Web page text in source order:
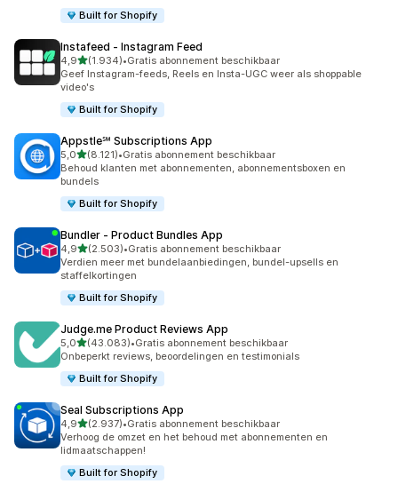
Built for Shopify
Instafeed ‑ Instagram Feed
4,9van 5 sterren
(1.934)
1934 recensies in totaal
•Gratis abonnement beschikbaar
Geef Instagram-feeds, Reels en Insta-UGC weer als shoppable
video's
Built for Shopify
Appstle℠ Subscriptions App
5,0van 5 sterren
(8.121)
8121 recensies in totaal
•Gratis abonnement beschikbaar
Behoud klanten met abonnementen, abonnementsboxen en
bundels
Built for Shopify
Bundler ‑ Product Bundles App
4,9van 5 sterren
(2.503)
2503 recensies in totaal
•Gratis abonnement beschikbaar
Verdien meer met bundelaanbiedingen, bundel-upsells en
staffelkortingen
Built for Shopify
Judge.me Product Reviews App
5,0van 5 sterren
(43.083)
43083 recensies in totaal
•Gratis abonnement beschikbaar
Onbeperkt reviews, beoordelingen en testimonials
Built for Shopify
Seal Subscriptions App
4,9van 5 sterren
(2.937)
2937 recensies in totaal
•Gratis abonnement beschikbaar
Verhoog de omzet en het behoud met abonnementen en
lidmaatschappen!
Built for Shopify